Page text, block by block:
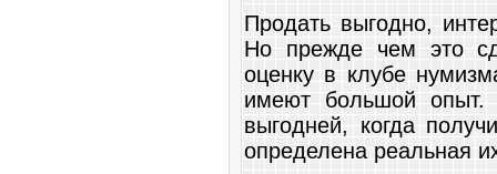
Продать выгодно,
Но прежде чем это
оценку в клубе
имеют большой опыт.
выгодней, когда
определена реальная